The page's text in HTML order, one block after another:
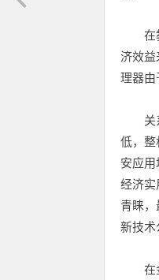
在教
济效益
理器由
关系
低，整
安应
经济
青睐
新技术
在金